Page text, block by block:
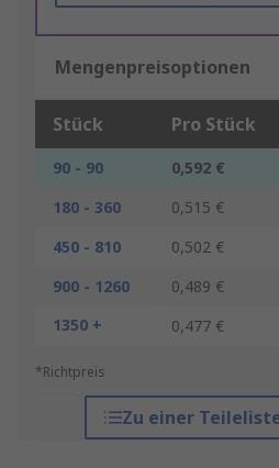
Mengenpreisoptionen
Stück Pro Stück
90 - 90 0,592 €
180 - 360
0,515 €
450 - 810
0,502 €
900 - 1260
0,489 €
1350 +
0,477 €
*Richtpreis
Zu einer